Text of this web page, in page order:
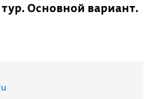
тур. Основной вариант.